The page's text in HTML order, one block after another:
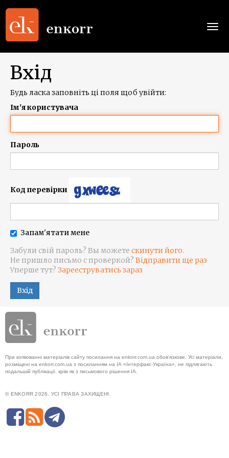
Вхід
Будь ласка заповніть ці поля щоб увійти:
Ім'я користувача
Пароль
Код перевірки
Запам'ятати мене
Забули свій пароль? Вы можете скинути його.
Не пришло письмо с проверкой? Відправити ще раз
Уперше тут? Зарееструватись зараз
Вхід
При копіюванні матеріалів сайту посилання на enkorr.com.ua обов'язкове. Усі матеріали,
розміщені на enkorr.com.ua з посиланням на ІА «Інтерфакс-Україна», не підлягають
подальшій публікації, крім як з письмового рішення ІА.
© ENKORR 2026. УСІ ПРАВА ЗАХИЩЕНІ.